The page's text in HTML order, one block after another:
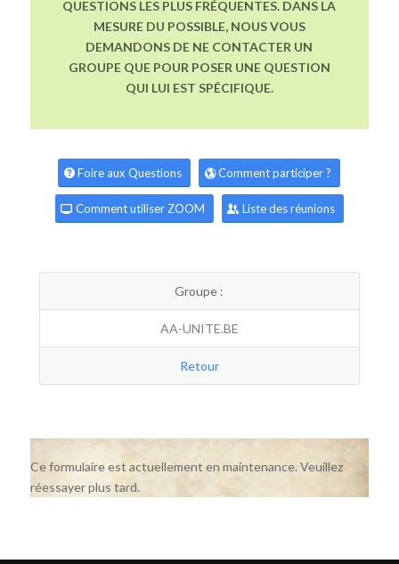
QUESTIONS LES PLUS FRÉQUENTES. DANS LA
MESURE DU POSSIBLE, NOUS VOUS
DEMANDONS DE NE CONTACTER UN
GROUPE QUE POUR POSER UNE QUESTION
QUI LUI EST SPÉCIFIQUE.
Foire aux Questions Comment participer ?
Comment utiliser ZOOM Liste des réunions
Groupe :
AA-UNITE.BE
Retour
Ce formulaire est actuellement en maintenance. Veuillez
réessayer plus tard.